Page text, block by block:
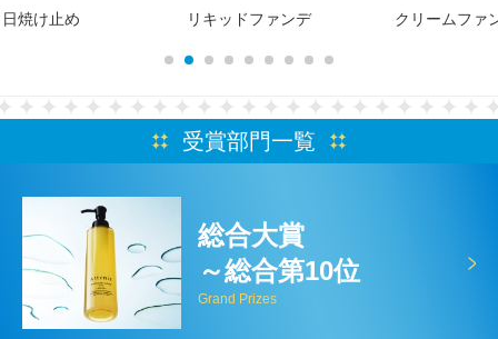
日焼け止め リキッドファンデ クリームファ
受賞部門一覧
総合大賞
～総合第10位
Grand Prizes